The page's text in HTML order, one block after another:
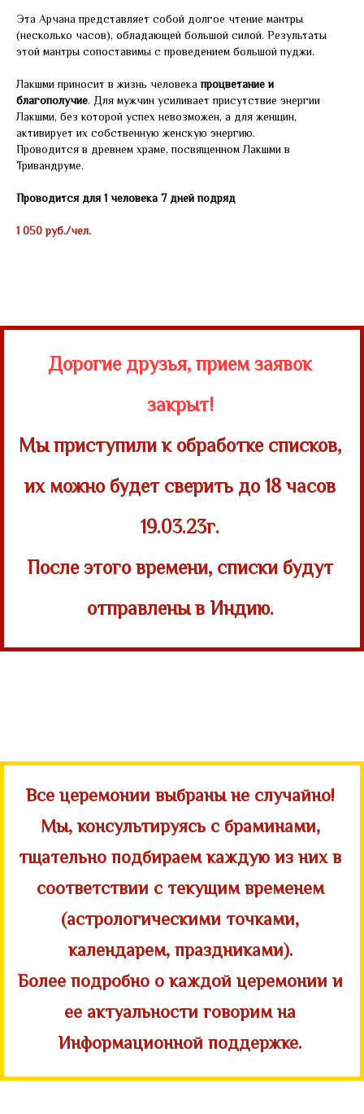
Эта Арчана представляет собой долгое чтение мантры
(несколько часов), обладающей большой силой. Результаты
этой мантры сопоставимы с проведением большой пуджи.
Лакшми приносит в жизнь человекапроцветание и
благополучие. Для мужчин усиливает присутствие энергии
Лакшми, без которой успех невозможен, а для женщин,
активирует их собственную женскую энергию.
Проводится в древнем храме, посвященном Лакшми в
Тривандруме.
Проводится для 1 человека 7 дней подряд
1 050 руб./чел.
Дорогие друзья, прием заявок
закрыт!
Мы приступили к обработке списков,
их можно будет сверитьдо 18 часов
19.03.23г.
После этого времени, списки будут
отправлены в Индию.
Все церемонии выбраны не случайно!
Мы, консультируясь с браминами,
тщательно подбираем каждую из них в
соответствии с текущим временем
(астрологическими точками,
календарем, праздниками).
Более подробно о каждой церемонии и
ее актуальности говорим на
Информационной поддержке.